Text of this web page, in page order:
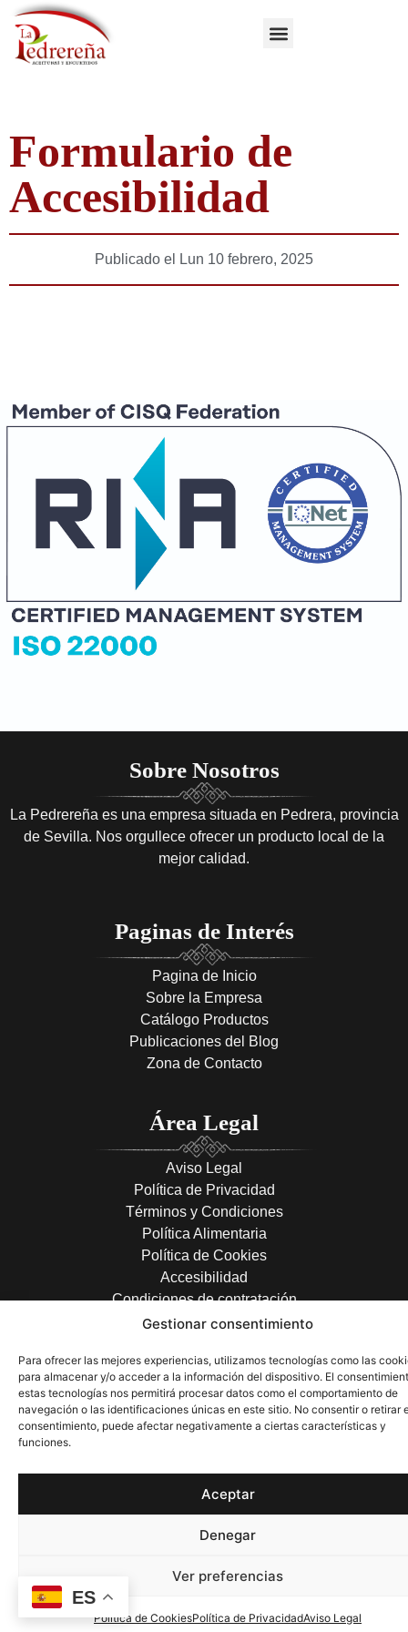
Gestionar consentimiento
Para ofrecer las mejores experiencias, utilizamos tecnologías como las
para almacenar y/o acceder a la información del dispositivo. El
estas tecnologías nos permitirá procesar datos como el comportamiento de
navegación o las identificaciones únicas en este sitio. No consentir o retirar
consentimiento, puede afectar negativamente a ciertas características y
funciones.
Aceptar
Denegar
Ver preferencias
Política de CookiesPolítica de PrivacidadAviso Legal
954819376
Formulario de
Accesibilidad
Publicado el Lun 10 febrero, 2025
Sobre Nosotros
La Pedrereña es una empresa situada en Pedrera, provincia
de Sevilla. Nos orgullece ofrecer un producto local de la
mejor calidad.
Paginas de Interés
Pagina de Inicio
Sobre la Empresa
Catálogo Productos
Publicaciones del Blog
Zona de Contacto
Área Legal
Aviso Legal
Política de Privacidad
Términos y Condiciones
Política Alimentaria
Política de Cookies
Accesibilidad
Condiciones de contratación
©Copyright 2025 La Pedrereña Olivas, S.L. | Todos los derechos
reservados.
Ctra. Pedrera a Gilena (cerro del ojo chico) s/n. 41566 Pedrera
(Sevilla)
ES